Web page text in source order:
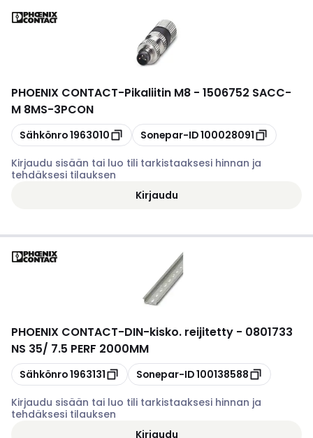
PHOENIX CONTACT-Pikaliitin M8 - 1506752 SACC-
M 8MS-3PCON
Kopioi
Sähkönro1963010 Kopioi
Sonepar-ID100028091
Kirjaudu sisään tai luo tili tarkistaaksesi hinnan ja
tehdäksesi tilauksen
Kirjaudu
PHOENIX CONTACT-DIN-kisko. reijitetty - 0801733
NS 35/ 7.5 PERF 2000MM
Kopioi
Sähkönro1963131 Kopioi
Sonepar-ID100138588
Kirjaudu sisään tai luo tili tarkistaaksesi hinnan ja
tehdäksesi tilauksen
Kirjaudu